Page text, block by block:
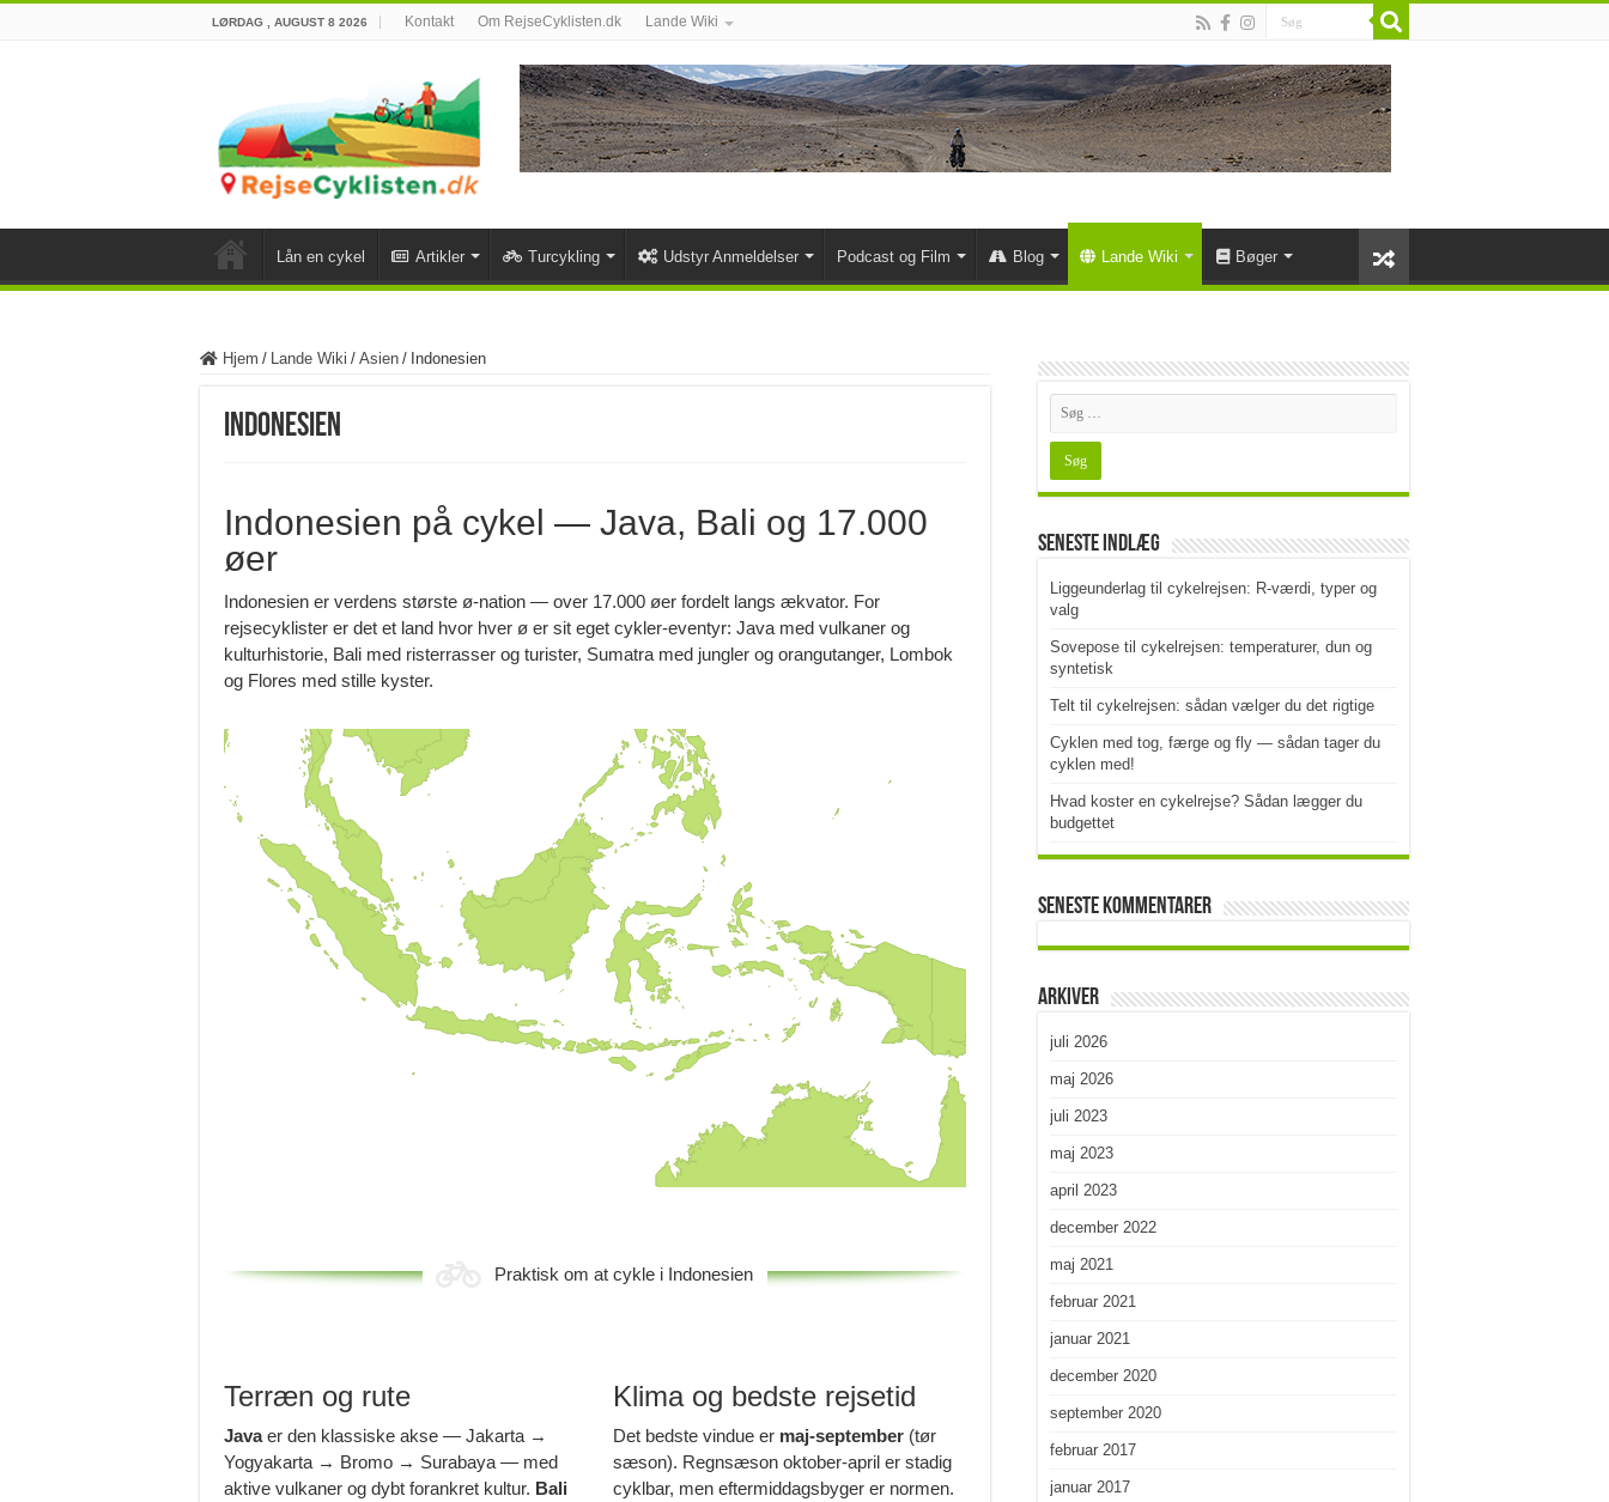
LØRDAG , AUGUST 8 2026 Kontakt Om RejseCyklisten.dk Lande Wiki
Lån en cykel Artikler Turcykling Udstyr Anmeldelser Podcast og Film Blog Lande Wiki Bøger
Hjem / Lande Wiki / Asien / Indonesien
Indonesien
Indonesien på cykel — Java, Bali og 17.000
øer
Indonesien er verdens største ø-nation — over 17.000 øer fordelt langs ækvator. For
rejsecyklister er det et land hvor hver ø er sit eget cykler-eventyr: Java med vulkaner og
kulturhistorie, Bali med risterrasser og turister, Sumatra med jungler og orangutanger, Lombok
og Flores med stille kyster.
Praktisk om at cykle i Indonesien
Terræn og rute
Javaer den klassiske akse — Jakarta →
Yogyakarta → Bromo → Surabaya — med
aktive vulkaner og dybt forankret kultur. Bali
Klima og bedste rejsetid
Det bedste vindue er maj-september (tør
sæson). Regnsæson oktober-april er stadig
cyklbar, men eftermiddagsbyger er normen.
Seneste indlæg
Liggeunderlag til cykelrejsen: R-værdi, typer og
valg
Sovepose til cykelrejsen: temperaturer, dun og
syntetisk
Telt til cykelrejsen: sådan vælger du det rigtige
Cyklen med tog, færge og fly — sådan tager du
cyklen med!
Hvad koster en cykelrejse? Sådan lægger du
budgettet
Seneste kommentarer
Arkiver
juli 2026
maj 2026
juli 2023
maj 2023
april 2023
december 2022
maj 2021
februar 2021
januar 2021
december 2020
september 2020
februar 2017
januar 2017